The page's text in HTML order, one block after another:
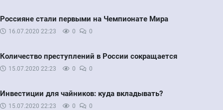
Россияне стали первыми на Чемпионате Мира
16.07.2020 22:23 0 0
Количество преступлений в России сокращается
15.07.2020 22:23 0 0
Инвестиции для чайников: куда вкладывать?
15.07.2020 22:23 0 0